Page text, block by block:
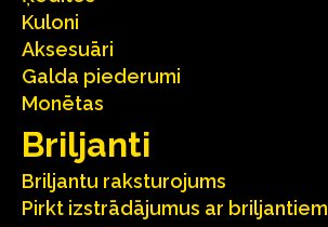
Kuloni
Aksesuāri
Galda piederumi
Monētas
Briljanti
Briljantu raksturojums
Pirkt izstrādājumus ar briljantiem